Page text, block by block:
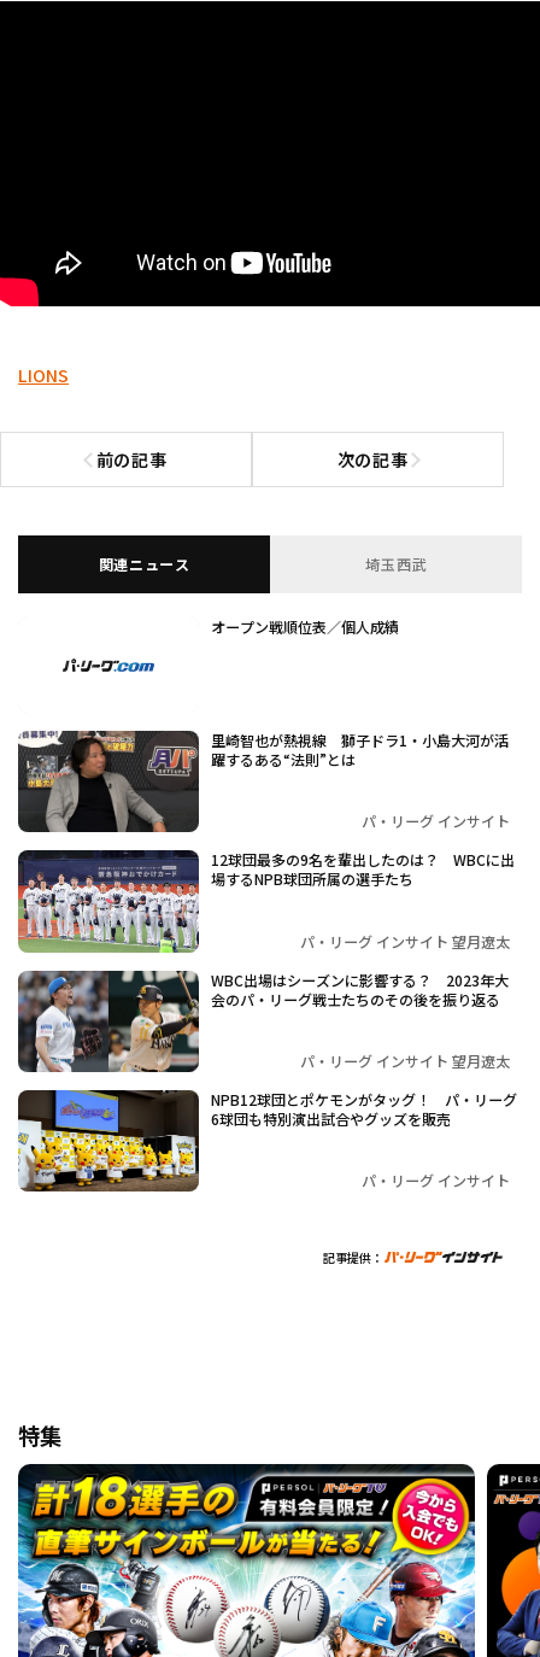
利用規約
LIONS
前の記事
前の記事へ 次の記事次の記事へ
関連ニュース 埼玉西武
オープン戦順位表／個人成績
里崎智也が熱視線 獅子ドラ1・小島大河が活
躍するある“法則”とは
パ・リーグ インサイト
12球団最多の9名を輩出したのは？ WBCに出
場するNPB球団所属の選手たち
パ・リーグ インサイト 望月遼太
WBC出場はシーズンに影響する？ 2023年大
会のパ・リーグ戦士たちのその後を振り返る
パ・リーグ インサイト 望月遼太
NPB12球団とポケモンがタッグ！ パ・リーグ
6球団も特別演出試合やグッズを販売
パ・リーグ インサイト
記事提供：
特集